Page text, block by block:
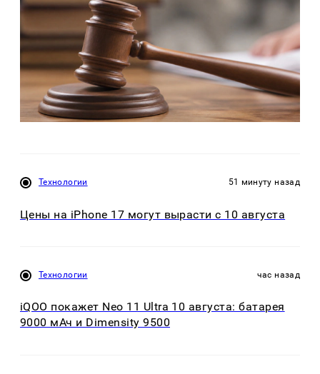
Технологии 51 минуту назад
Цены на iPhone 17 могут вырасти с 10 августа
Технологии час назад
iQOO покажет Neo 11 Ultra 10 августа: батарея
9000 мАч и Dimensity 9500